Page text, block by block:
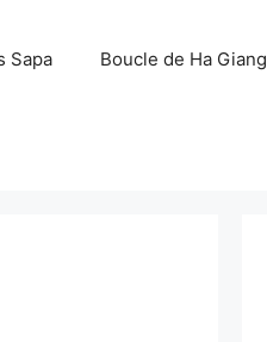
Sapa Boucle de Ha Giang